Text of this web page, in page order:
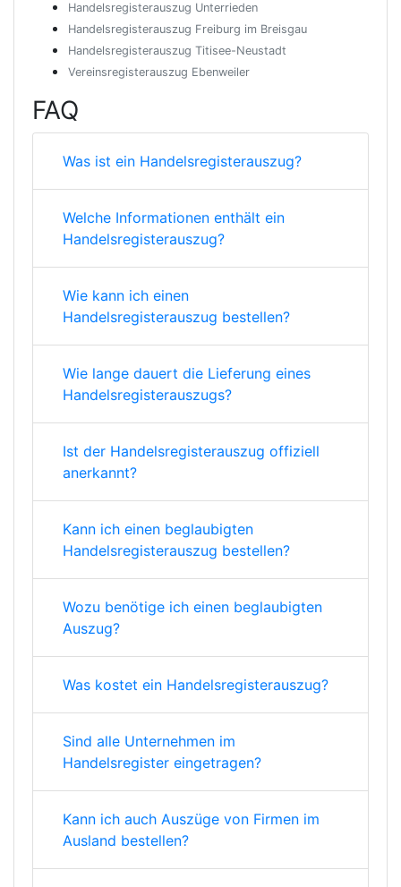
Handelsregisterauszug Unterrieden
Handelsregisterauszug Freiburg im Breisgau
Handelsregisterauszug Titisee-Neustadt
Vereinsregisterauszug Ebenweiler
FAQ
Was ist ein Handelsregisterauszug?
Welche Informationen enthält ein
Handelsregisterauszug?
Wie kann ich einen
Handelsregisterauszug bestellen?
Wie lange dauert die Lieferung eines
Handelsregisterauszugs?
Ist der Handelsregisterauszug offiziell
anerkannt?
Kann ich einen beglaubigten
Handelsregisterauszug bestellen?
Wozu benötige ich einen beglaubigten
Auszug?
Was kostet ein Handelsregisterauszug?
Sind alle Unternehmen im
Handelsregister eingetragen?
Kann ich auch Auszüge von Firmen im
Ausland bestellen?